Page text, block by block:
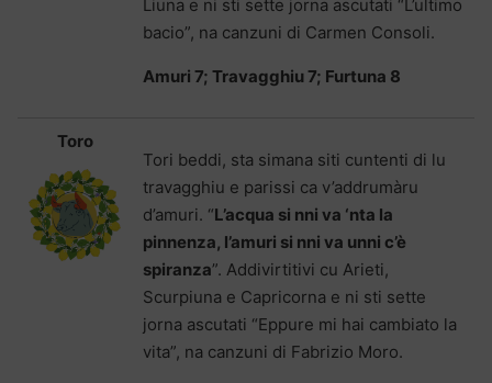
Liuna e ni sti sette jorna ascutati “L’ultimo
bacio”, na canzuni di Carmen Consoli.
Amuri 7; Travagghiu 7; Furtuna 8
Toro
Tori beddi, sta simana siti cuntenti di lu
travagghiu e parissi ca v’addrumàru
d’amuri. “L’acqua si nni va ‘nta la
pinnenza, l’amuri si nni va unni c’è
spiranza”. Addivirtitivi cu Arieti,
Scurpiuna e Capricorna e ni sti sette
jorna ascutati “Eppure mi hai cambiato la
vita”, na canzuni di Fabrizio Moro.